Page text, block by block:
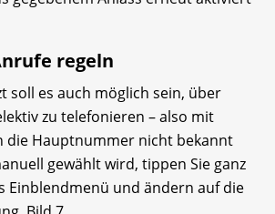
regeln
soll es auch möglich sein, über
zu telefonieren – also mit
die Hauptnummer nicht bekannt
gewählt wird, tippen Sie ganz
Einblendmenü und ändern auf die